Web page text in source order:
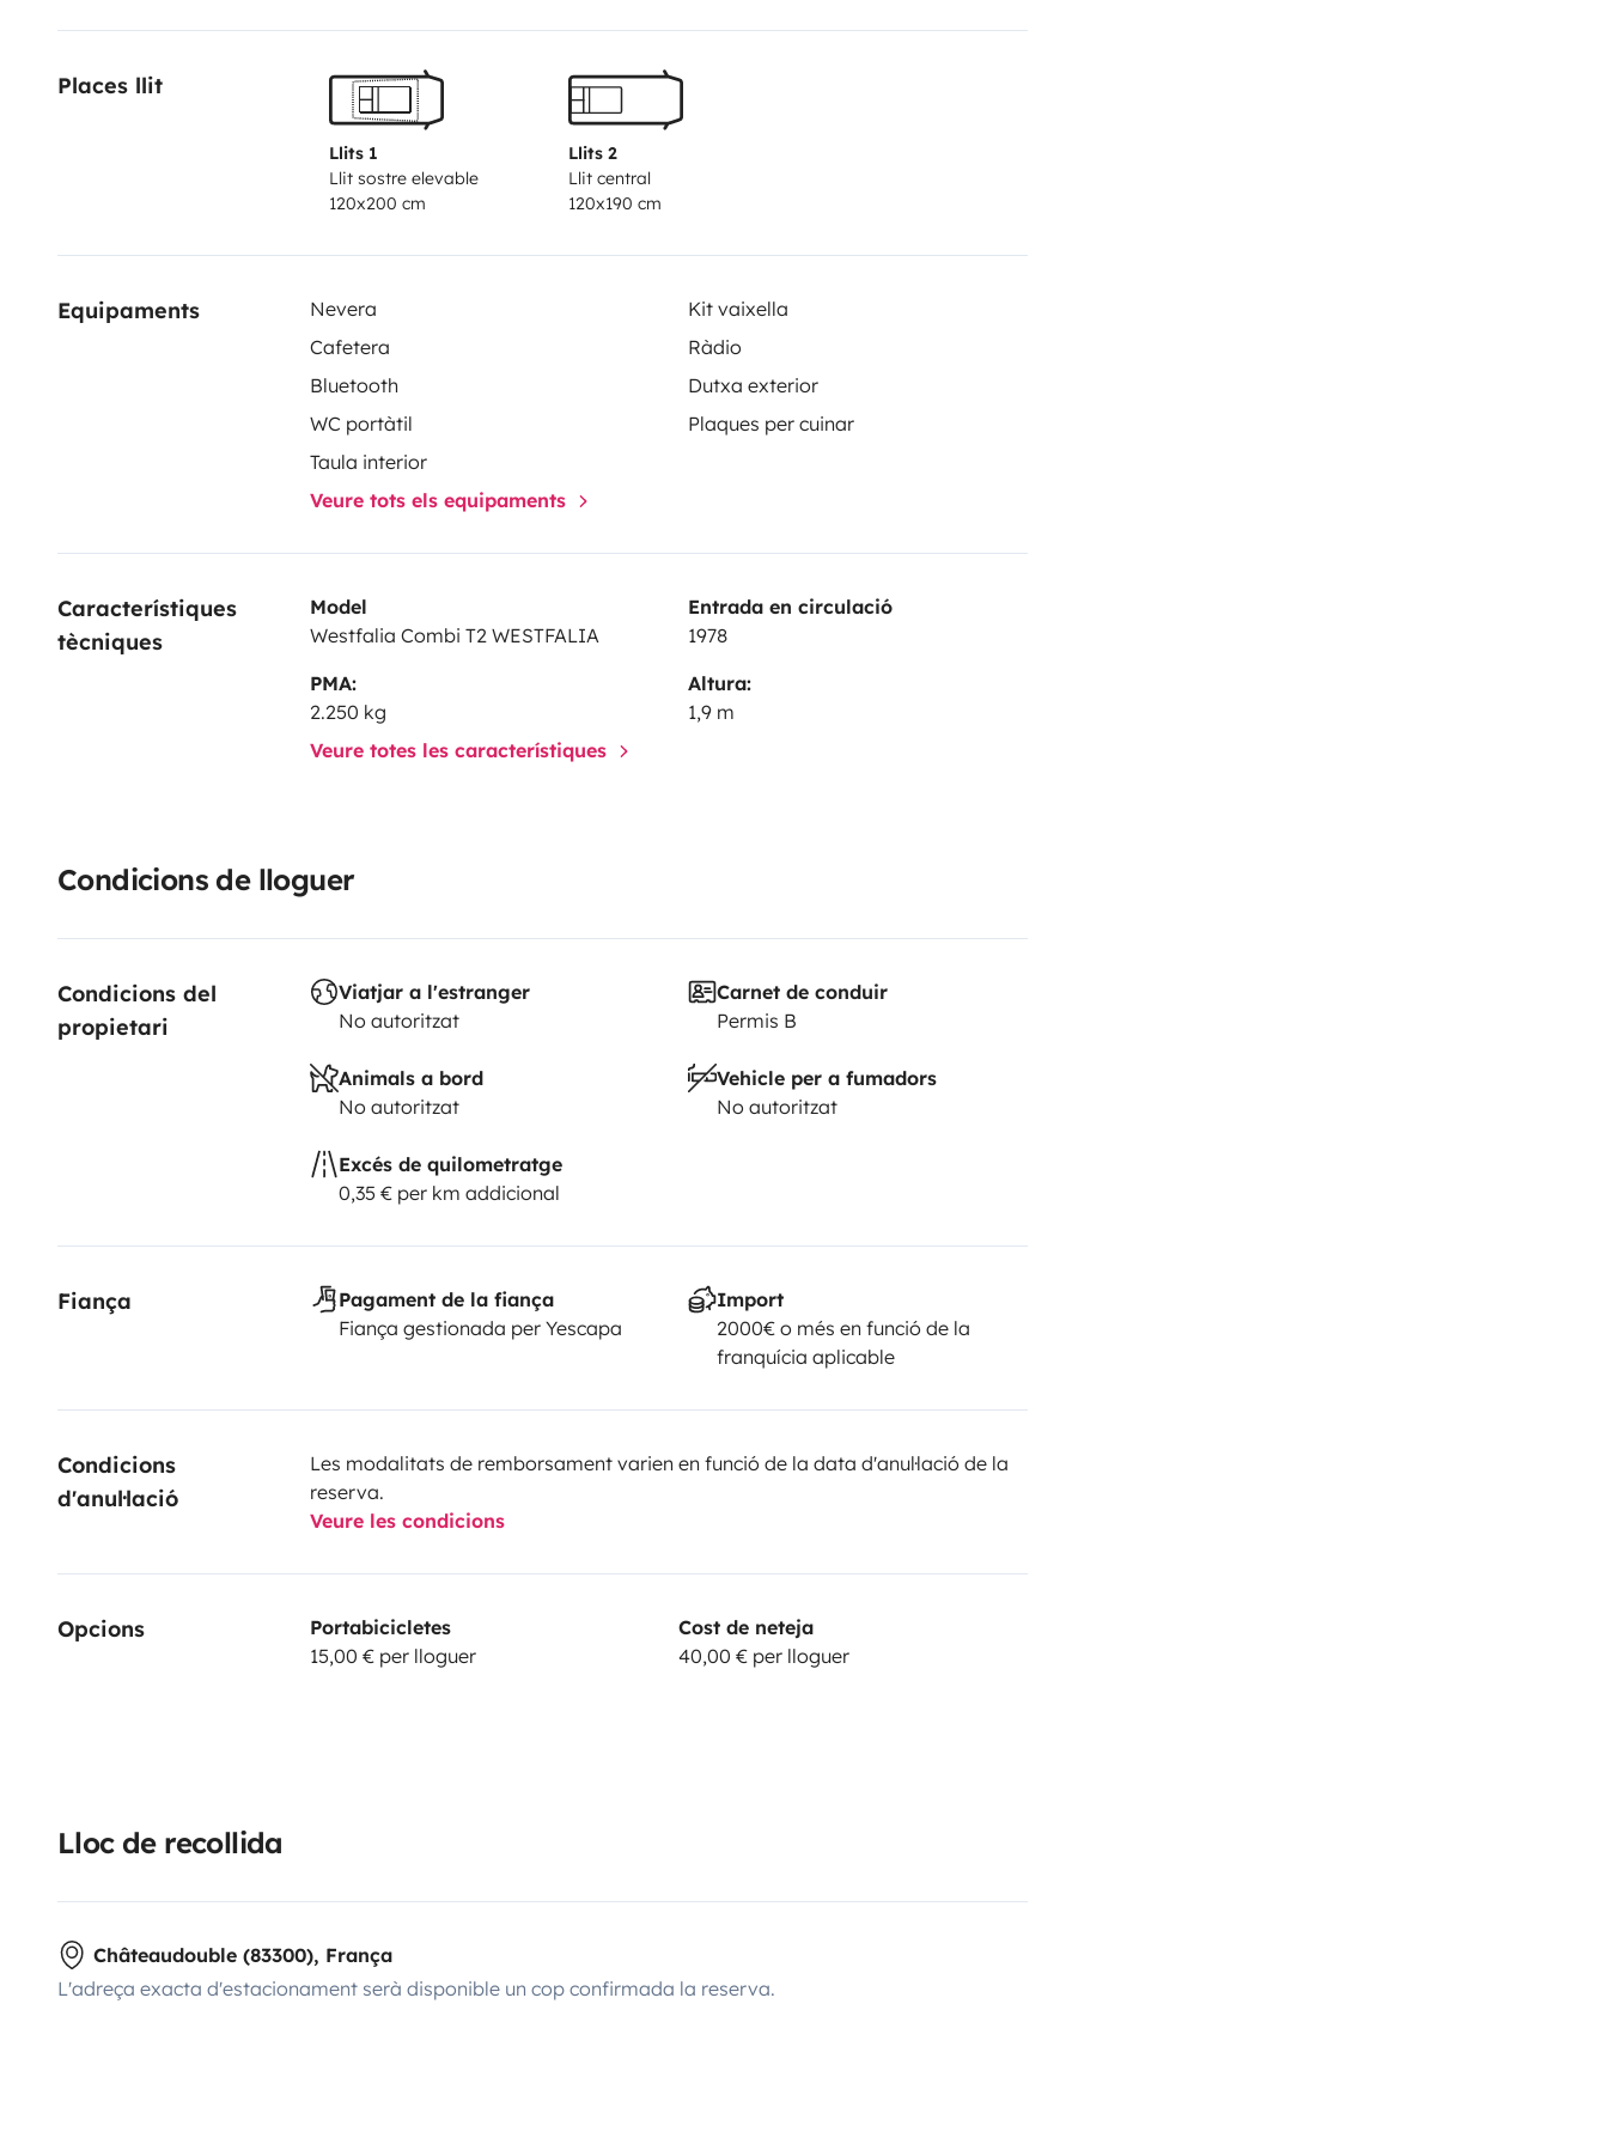
événement.
Contactez-nouspour plus d’informations et disponibilités .
Places llit
Llits 1
Llit sostre elevable
120x200 cm
Llits 2
Llit central
120x190 cm
Equipaments Nevera
Kit vaixella
Cafetera
Ràdio
Bluetooth
Dutxa exterior
WC portàtil
Plaques per cuinar
Taula interior
Veure tots els equipaments
Característiques
tècniques
Model
Westfalia Combi T2 WESTFALIA
Entrada en circulació
1978
PMA:
2.250 kg
Altura:
1,9 m
Veure totes les característiques
Condicions de lloguer
Condicions del
propietari
Viatjar a l'estranger
No autoritzat
Carnet de conduir
Permis B
Animals a bord
No autoritzat
Vehicle per a fumadors
No autoritzat
Excés de quilometratge
0,35 € per km addicional
Fiança
Pagament de la fiança
Fiança gestionada per Yescapa
Import
2000€ o més en funció de la
franquícia aplicable
Condicions
d'anul·lació
Les modalitats de remborsament varien en funció de la data d'anul·lació de la
reserva.
Veure les condicions
Opcions
Portabicicletes
15,00 € per lloguer
Cost de neteja
40,00 € per lloguer
Lloc de recollida
Châteaudouble (83300), França
L'adreça exacta d'estacionament serà disponible un cop confirmada la reserva.